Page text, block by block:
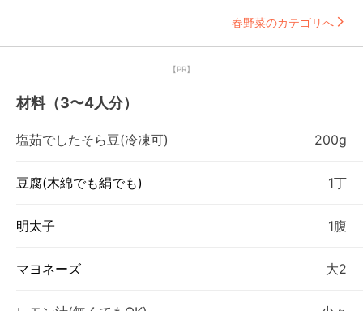
春野菜のカテゴリへ
【PR】
材料（3〜4人分）
塩茹でしたそら豆(冷凍可) 200g
豆腐(木綿でも絹でも) 1丁
明太子 1腹
マヨネーズ 大2